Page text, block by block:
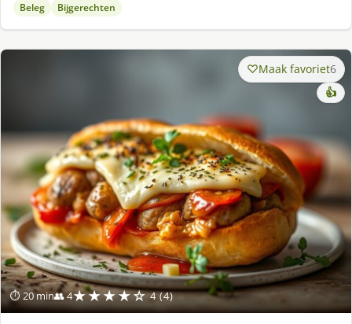
Beleg Bijgerechten
⏱ 20 min👥 4★★★★☆ 4 (4)
Maak favoriet6
👍